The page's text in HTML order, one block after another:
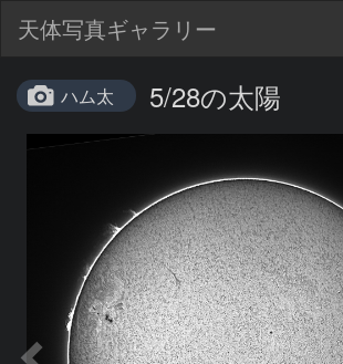
天体写真ギャラリー
ハム太 5/28の太陽